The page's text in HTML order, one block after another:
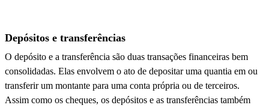
Depósitos e transferências
O depósito e a transferência são duas transações financeiras bem
consolidadas. Elas envolvem o ato de depositar uma quantia em ou
transferir um montante para uma conta própria ou de terceiros.
Assim como os cheques, os depósitos e as transferências também